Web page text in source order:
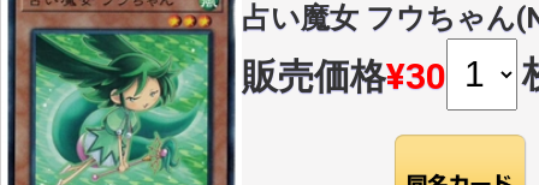
占い魔女 フウちゃん
販売価格¥30